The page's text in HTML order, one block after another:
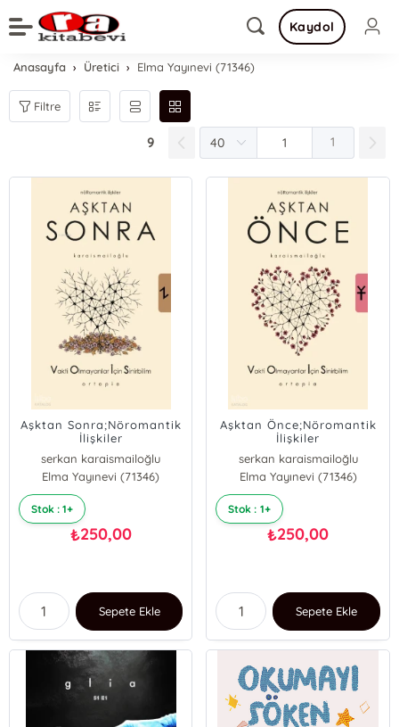
Kaydol
Anasayfa Üretici Elma Yayınevi (71346)
Filtre
9 1
Aşktan Sonra;Nöromantik
İlişkiler
serkan karaismailoğlu
Elma Yayınevi (71346)
Stok : 1+
₺250,00
Sepete Ekle
Aşktan Önce;Nöromantik
İlişkiler
serkan karaismailoğlu
Elma Yayınevi (71346)
Stok : 1+
₺250,00
Sepete Ekle